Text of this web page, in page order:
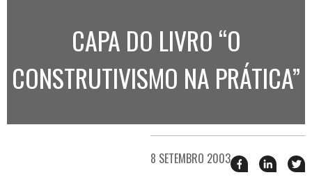
CAPA DO LIVRO “O
CONSTRUTIVISMO NA PRÁTICA”
8 SETEMBRO 2003 Compartilhar
esse esse